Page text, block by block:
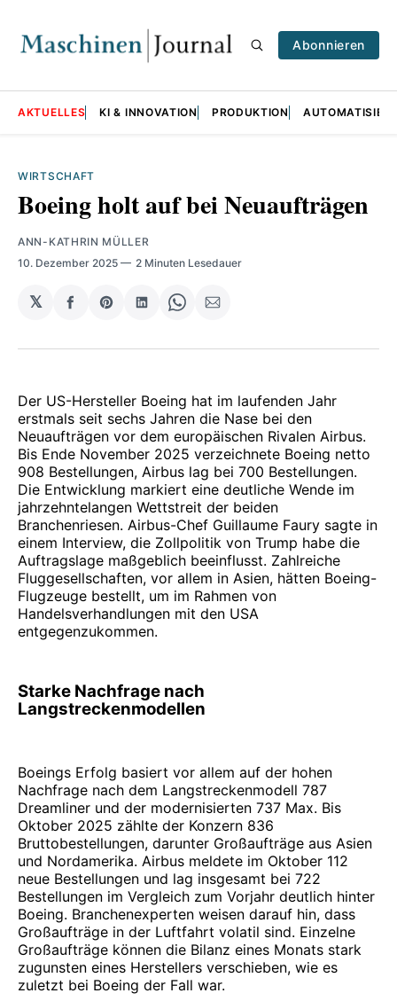
Abonnieren
AKTUELLES KI & INNOVATION PRODUKTION
WIRTSCHAFT
Boeing holt auf bei Neuaufträgen
ANN-KATHRIN MÜLLER
10. Dezember 2025
2 Minuten Lesedauer
𝕏
auf
teilen
Share
Pinterest
auf
teilen
Share
WhatsApp
per
Mail
Der US-Hersteller Boeing hat im laufenden Jahr
erstmals seit sechs Jahren die Nase bei den
Neuaufträgen vor dem europäischen Rivalen Airbus.
Bis Ende November 2025 verzeichnete Boeing netto
908 Bestellungen, Airbus lag bei 700 Bestellungen.
Die Entwicklung markiert eine deutliche Wende im
jahrzehntelangen Wettstreit der beiden
Branchenriesen. Airbus-Chef Guillaume Faury sagte in
einem Interview, die Zollpolitik von Trump habe die
Auftragslage maßgeblich beeinflusst. Zahlreiche
Fluggesellschaften, vor allem in Asien, hätten Boeing-
Flugzeuge bestellt, um im Rahmen von
Handelsverhandlungen mit den USA
entgegenzukommen.
Starke Nachfrage nach
Langstreckenmodellen
Boeings Erfolg basiert vor allem auf der hohen
Nachfrage nach dem Langstreckenmodell 787
Dreamliner und der modernisierten 737 Max. Bis
Oktober 2025 zählte der Konzern 836
Bruttobestellungen, darunter Großaufträge aus Asien
und Nordamerika. Airbus meldete im Oktober 112
neue Bestellungen und lag insgesamt bei 722
Bestellungen im Vergleich zum Vorjahr deutlich hinter
Boeing. Branchenexperten weisen darauf hin, dass
Großaufträge in der Luftfahrt volatil sind. Einzelne
Großaufträge können die Bilanz eines Monats stark
zugunsten eines Herstellers verschieben, wie es
zuletzt bei Boeing der Fall war.